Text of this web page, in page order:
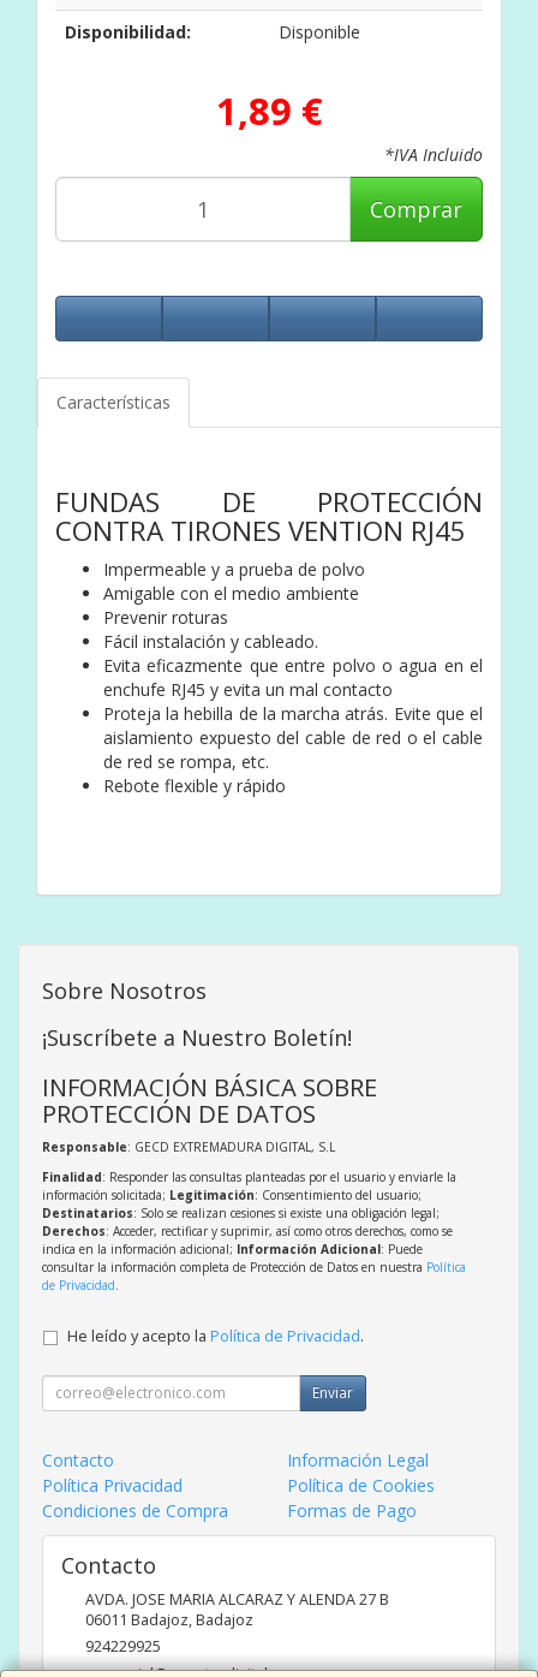
Disponibilidad:
Disponible
1,89 €
*IVA Incluido
Comprar
Características
FUNDAS DE PROTECCIÓN
CONTRA TIRONES VENTION RJ45
Impermeable y a prueba de polvo
Amigable con el medio ambiente
Prevenir roturas
Fácil instalación y cableado.
Evita eficazmente que entre polvo o agua en el
enchufe RJ45 y evita un mal contacto
Proteja la hebilla de la marcha atrás. Evite que el
aislamiento expuesto del cable de red o el cable
de red se rompa, etc.
Rebote flexible y rápido
Sobre Nosotros
¡Suscríbete a Nuestro Boletín!
INFORMACIÓN BÁSICA SOBRE
PROTECCIÓN DE DATOS
Responsable: GECD EXTREMADURA DIGITAL, S.L
Finalidad: Responder las consultas planteadas por el usuario y enviarle la
información solicitada; Legitimación: Consentimiento del usuario;
Destinatarios: Solo se realizan cesiones si existe una obligación legal;
Derechos: Acceder, rectificar y suprimir, así como otros derechos, como se
indica en la información adicional; Información Adicional: Puede
consultar la información completa de Protección de Datos en nuestra Política
de Privacidad
He leído y acepto la Política de Privacidad.
Enviar
Contacto
Información Legal
Política Privacidad
Política de Cookies
Condiciones de Compra
Formas de Pago
Contacto
AVDA. JOSE MARIA ALCARAZ Y ALENDA 27 B
06011 Badajoz,Badajoz
924229925